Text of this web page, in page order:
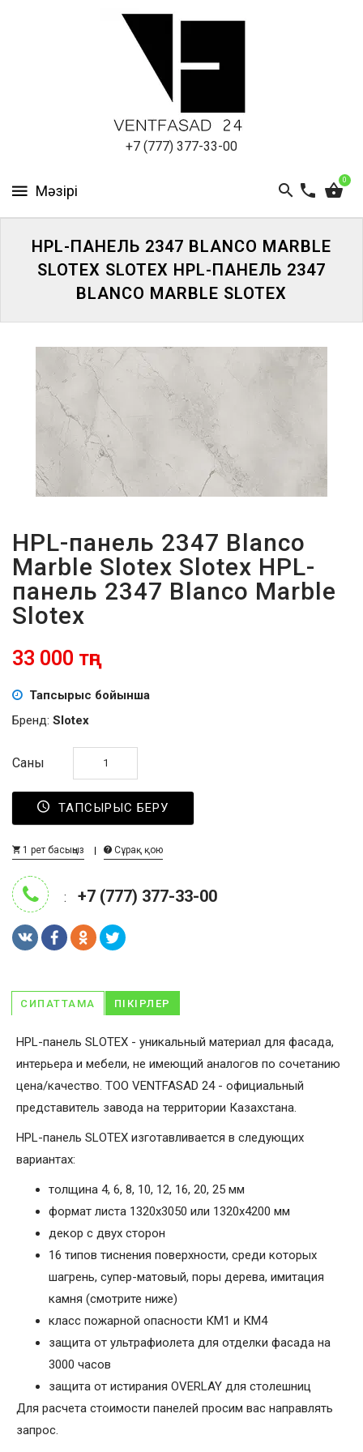
+7 (777) 377-33-00
0
ПАНЕЛИ
ПАРОЛЬДІ
ҰМЫТТЫҢЫЗ
HPL-ПАНЕЛЬ 2347 BLANCO MARBLE
SLOTEX SLOTEX HPL-ПАНЕЛЬ 2347
BLANCO MARBLE SLOTEX
HPL-панель 2347 Blanco
Marble Slotex Slotex HPL-
панель 2347 Blanco Marble
Slotex
33 000 тңг
Тапсырыс бойынша
Бренд: Slotex
Саны
ТАПСЫРЫС БЕРУ
1 рет басыңыз Сұрақ қою
: +7 (777) 377-33-00
СИПАТТАМА ПІКІРЛЕР
HPL-панель SLOTEX - уникальный материал для фасада,
интерьера и мебели, не имеющий аналогов по сочетанию
цена/качество. ТОО VENTFASAD 24 - официальный
представитель завода на территории Казахстана.
HPL-панель SLOTEX изготавливается в следующих
вариантах:
толщина 4, 6, 8, 10, 12, 16, 20, 25 мм
формат листа 1320х3050 или 1320х4200 мм
декор с двух сторон
16 типов тиснения поверхности, среди которых
шагрень, супер-матовый, поры дерева, имитация
камня (смотрите ниже)
класс пожарной опасности КМ1 и КМ4
защита от ультрафиолета для отделки фасада на
3000 часов
защита от истирания OVERLAY для столешниц
Для расчета стоимости панелей просим вас направлять
запрос.